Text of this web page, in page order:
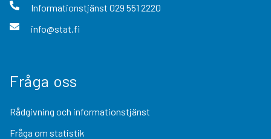
Informationstjänst 029 551 2220
info@stat.fi
Fråga oss
Rådgivning och informationstjänst
Fråga om statistik